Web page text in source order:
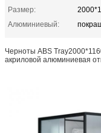
Размер:
Алюминиевый:
Черноты ABS
акриловой алюминиевая